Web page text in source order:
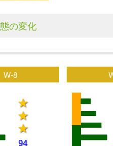
の変化
W-8